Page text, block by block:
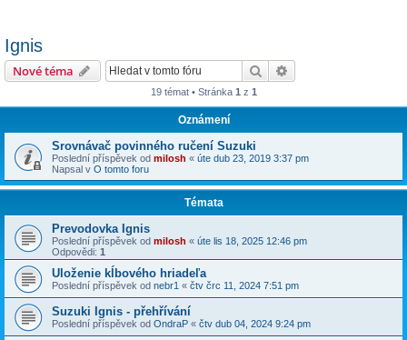
Ignis
Nové téma Hledat
19 témat • Stránka 1 z 1
Oznámení
Srovnávač povinného ručení Suzuki
Poslední příspěvek od milosh « úte dub 23, 2019 3:37 pm
Napsal v O tomto foru
Témata
Prevodovka Ignis
Poslední příspěvek od milosh « úte lis 18, 2025 12:46 pm
Odpovědi: 1
Uloženie kĺbového hriadeľa
Poslední příspěvek od nebr1 « čtv črc 11, 2024 7:51 pm
Suzuki Ignis - přehřívání
Poslední příspěvek od OndraP « čtv dub 04, 2024 9:24 pm